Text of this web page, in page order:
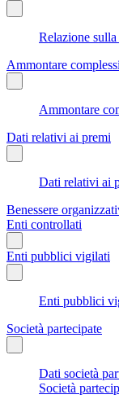
Relazione
Ammontare
Ammontare
Dati relativi ai premi
Dati relativi ai
Benessere
Enti controllati
Enti pubblici vigilati
Enti pubblici
Società partecipate
Dati società
Società